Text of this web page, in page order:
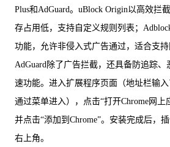
Plus和AdGuard。uBlock Origin以高效拦
存占用低，支持自定义规则列表；
功能，允许非侵入式广告通过，适合支持
AdGuard除了广告拦截，还具备防追踪、
速功能。进入扩展程序页面（地址栏输入
通过菜单进入），点击“打开Chrome网上
并点击“添加到Chrome”。安装完成后，
右上角。